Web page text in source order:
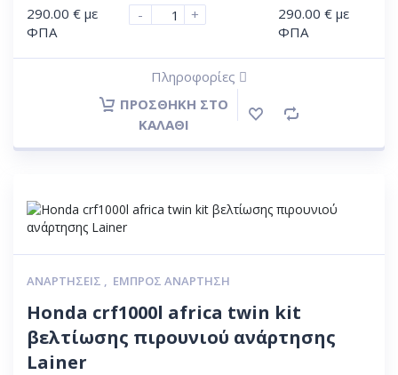
290.00 € με
ΦΠΑ
-
+
290.00 € με
ΦΠΑ
Πληροφορίες
ΠΡΟΣΘΉΚΗ ΣΤΟ
ΚΑΛΆΘΙ
ΑΝΑΡΤΉΣΕΙΣ , ΕΜΠΡΌΣ ΑΝΆΡΤΗΣΗ
Honda crf1000l africa twin kit
βελτίωσης πιρουνιού ανάρτησης
Lainer